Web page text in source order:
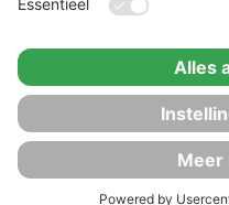
©2026| EVE is
Disclaimer